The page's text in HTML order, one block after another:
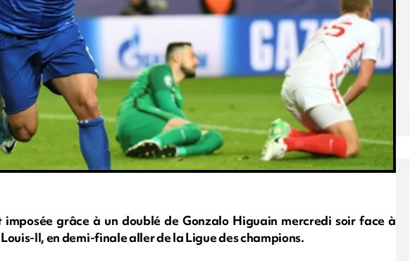
imposée grâce à un doublé de Gonzalo Higuain mercredi soir face à
II, en demi-finale aller de la Ligue des champions.